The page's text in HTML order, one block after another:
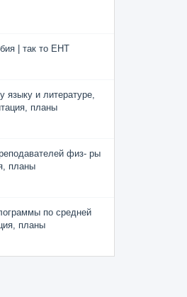
| так то ЕНТ
языку и литературе,
планы
физ- ры
планы
по средней
планы